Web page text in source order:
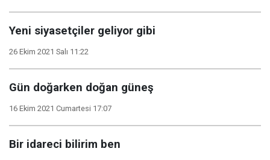
Yeni siyasetçiler geliyor gibi
26 Ekim 2021 Salı 11:22
Gün doğarken doğan güneş
16 Ekim 2021 Cumartesi 17:07
Bir idareci bilirim ben